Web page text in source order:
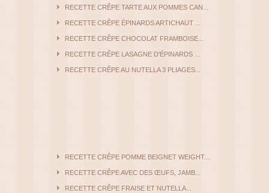
RECETTE CRÊPE TARTE AUX POMMES CAN...
RECETTE CRÊPE ÉPINARDS ARTICHAUT ...
RECETTE CRÊPE CHOCOLAT FRAMBOISE...
RECETTE CRÊPE LASAGNE D'ÉPINARDS ...
RECETTE CRÊPE AU NUTELLA 3 PLIAGES...
RECETTE CRÊPE POMME BEIGNET WEIGHT...
RECETTE CRÊPE AVEC DES ŒUFS, JAMB...
RECETTE CRÊPE FRAISE ET NUTELLA...